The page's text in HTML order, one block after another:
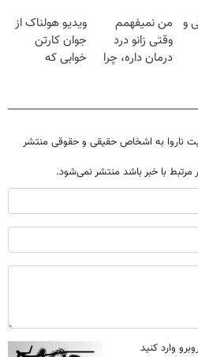
خانگی
صحبت کنید)
و
من نمیفهمم
وقتی زانو درد
درمان داره، چرا
ویدیو هولناک از
جوان کارتن
خوابی که
ناروا به اشخاص حقیقی و حقوقی منتشر
مرتبط با خبر باشد منتشر نمی‌شود.
وارد کنید